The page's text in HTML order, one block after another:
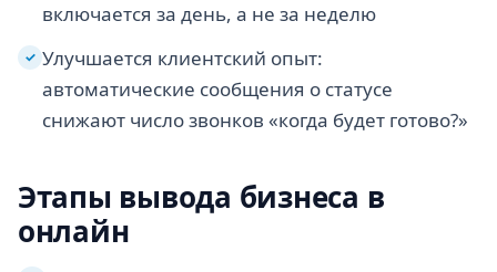
включается за день, а не за неделю
✓ Улучшается клиентский опыт:
автоматические сообщения о статусе
снижают число звонков «когда будет готово?»
Этапы вывода бизнеса в
онлайн